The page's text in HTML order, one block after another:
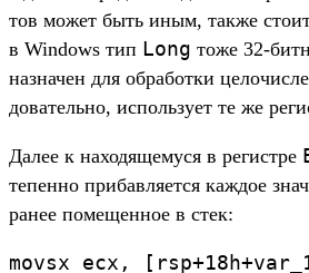
тов может быть иным, так­же
в Windows тип Long тоже 32-
назна­чен для обра­бот­ки
дова­тель­но, исполь­зует те же
Да­лее к находя­щему­ся в регис­тре
тепен­но при­бав­ляет­ся каж­дое
ранее помещен­ное в стек:
movsx ecx , [ rsp+18h+